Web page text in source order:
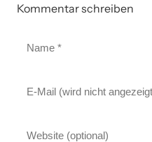
Kommentar schreiben